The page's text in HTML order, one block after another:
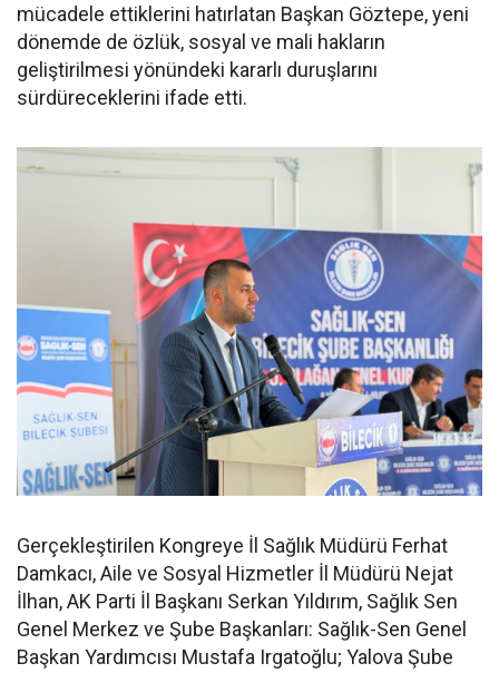
mücadele ettiklerini hatırlatan Başkan Göztepe, yeni
dönemde de özlük, sosyal ve mali hakların
geliştirilmesi yönündeki kararlı duruşlarını
sürdüreceklerini ifade etti.
Gerçekleştirilen Kongreye İl Sağlık Müdürü Ferhat
Damkacı, Aile ve Sosyal Hizmetler İl Müdürü Nejat
İlhan, AK Parti İl Başkanı Serkan Yıldırım, Sağlık Sen
Genel Merkez ve Şube Başkanları: Sağlık-Sen Genel
Başkan Yardımcısı Mustafa Irgatoğlu; Yalova Şube